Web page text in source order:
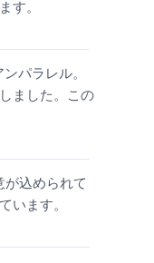
す。
パラレル。
ました。この
が込められて
います。